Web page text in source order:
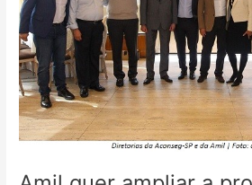
com
as
assessorias
em
seguros